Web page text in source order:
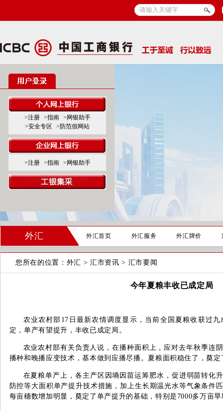
>注册 >指南
>网银助手
>安全专区
>防范假网站
>注册 >指南 >网银助手
外汇 外汇首页 外汇服务 外汇牌价
您所在的位置： 外汇 >汇市资讯 > 汇市要闻
今年夏粮丰收已成定局
农业农村部17日最新农情调度显示，当前全国夏粮收获过
定，单产有望提升，丰收已成定局。
农业农村部有关负责人说，在播种面积上，应对去年秋季连
播种和晚播应变技术，基本做到应播尽播。夏粮面积稳住了，奠
在夏粮单产上，各主产区因墒因苗运筹肥水，促进弱苗转化
防控等大面积单产提升技术措施，加上生长期温光水等气象条件
每亩穗数增加明显，奠定了单产提升的基础，特别是7000多万亩